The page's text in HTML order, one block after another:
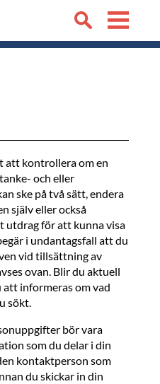
att kontrollera om en
och eller
ske på två sätt, endera
själv eller också
utdrag för att kunna visa
i undantagsfall att du
vid tillsättning av
ovan. Blir du aktuell
informeras om vad
sökt.
bör vara
som du delar i din
kontaktperson som
du skickar in din